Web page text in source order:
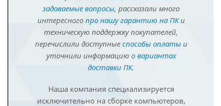
задаваемые вопросы, рассказали много
интересного про нашу гарантию на ПКи
техническую поддержку покупателей,
перечислили доступные способы оплатыи
уточнили информацию о вариантах
доставки ПК.
Наша компания специализируется
исключительно на сборке компьютеров,